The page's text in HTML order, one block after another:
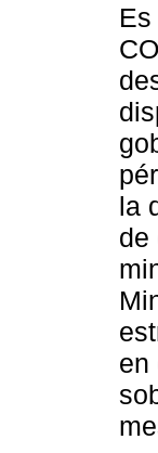
la
de
en